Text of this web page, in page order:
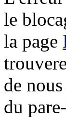
le
la page
de
du